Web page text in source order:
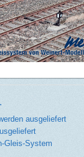
ausgeliefert
Gleis-System